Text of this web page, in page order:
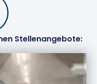
Stellenangebote: